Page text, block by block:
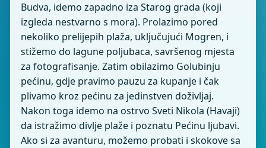
Budva, idemo zapadno iza Starog grada (koji
izgleda nestvarno s mora). Prolazimo pored
nekoliko prelijepih plaža, uključujući Mogren, i
stižemo do lagune poljubaca, savršenog mjesta
za fotografisanje. Zatim obilazimo Golubinju
pećinu, gdje pravimo pauzu za kupanje i čak
plivamo kroz pećinu za jedinstven doživljaj.
Nakon toga idemo na ostrvo Sveti Nikola (Havaji)
da istražimo divlje plaže i poznatu Pećinu ljubavi.
Ako si za avanturu, možemo probati i skokove sa